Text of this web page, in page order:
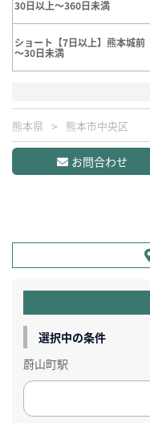
30日以上～360日未満
ショート【7日以上】熊本城前
～30日未満
熊本県 熊本市中央区
お問合わせ
選択中の条件
蔚山町駅